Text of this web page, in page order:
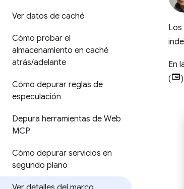
Ver datos de caché
Cómo probar el
almacenamiento en caché
atrás/adelante
Cómo depurar reglas de
especulación
Depura herramientas de Web
MCP
Cómo depurar servicios en
segundo plano
Los
En
(